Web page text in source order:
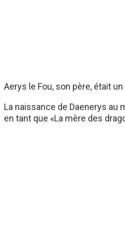
Aerys le Fou, son père, était
La naissance de Daenerys au
en tant que «La mère des